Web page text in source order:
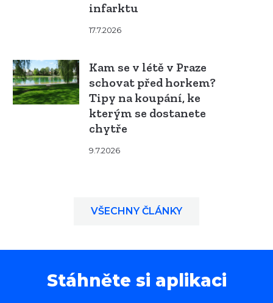
infarktu
17.7.2026
Kam se v létě v Praze
schovat před horkem?
Tipy na koupání, ke
kterým se dostanete
chytře
9.7.2026
VŠECHNY ČLÁNKY
Stáhněte si aplikaci